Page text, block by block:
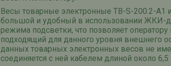
Весы товарные электронные ТВ-S-200 .2-А1
большой и удобный в использовании ЖКИ-
режима подсветки, что позволяет
подходящий для данного уровня внешнего
данных товарных электронных весов не
соединяется с ней кабелем длиной около